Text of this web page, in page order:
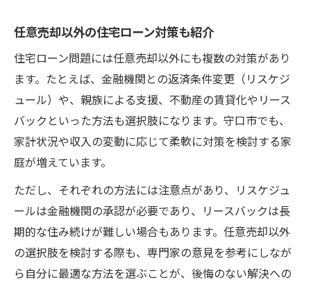
任意売却以外の住宅ローン対策も紹介
住宅ローン問題には任意売却以外にも複数の対策があり
ます。たとえば、金融機関との返済条件変更（リスケジ
ュール）や、親族による支援、不動産の賃貸化やリース
バックといった方法も選択肢になります。守口市でも、
家計状況や収入の変動に応じて柔軟に対策を検討する家
庭が増えています。
ただし、それぞれの方法には注意点があり、リスケジュ
ールは金融機関の承認が必要であり、リースバックは長
期的な住み続けが難しい場合もあります。任意売却以外
の選択肢を検討する際も、専門家の意見を参考にしなが
ら自分に最適な方法を選ぶことが、後悔のない解決への